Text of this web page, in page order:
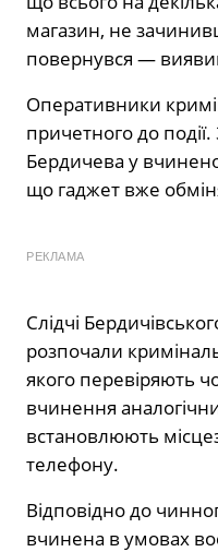
магазин, не
повернувся —
Оперативники
причетного до
Бердичева у
що гаджет вже
РЕКЛАМА
Слідчі
розпочали
якого перевіряють
вчинення
встановлюють
телефону.
Відповідно до
вчинена в умовах